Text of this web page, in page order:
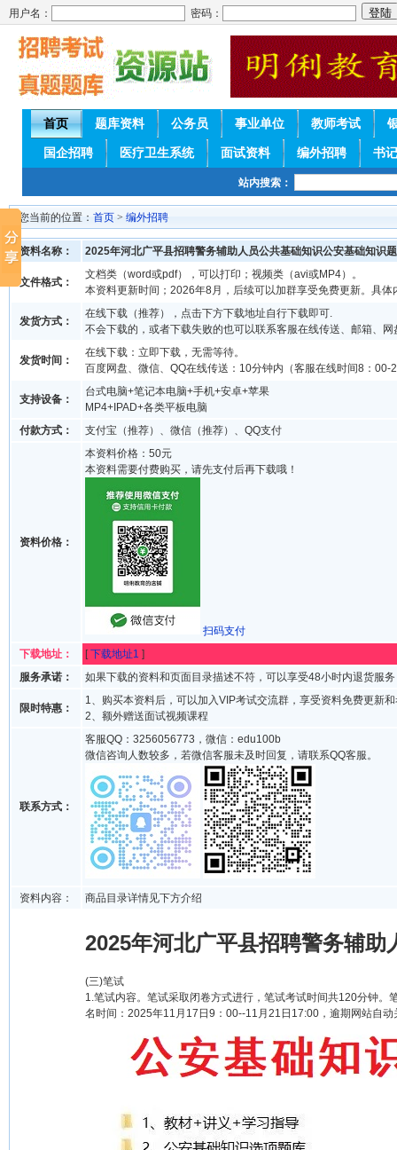
用户名： 密码：
首页 题库资料 公务员 事业单位 教师考试
国企招聘 医疗卫生系统 面试资料 编外招聘 书
站内搜索：
您当前的位置： 首页 > 编外招聘
资料名称： 2025年河北广平县招聘警务辅助人员公共基础知识公安基础知识
文件格式：
文档类（word或pdf），可以打印；视频类（avi或MP4）。
本资料更新时间；2026年8月，后续可以加群享受免费更新。具体
发货方式：
在线下载（推荐），点击下方下载地址自行下载即可.
不会下载的，或者下载失败的也可以联系客服在线传送、邮箱、网
发货时间：
在线下载：立即下载，无需等待。
百度网盘、微信、QQ在线传送：10分钟内（客服在线时间8：00-
支持设备：
台式电脑+笔记本电脑+手机+安卓+苹果
MP4+IPAD+各类平板电脑
付款方式：
支付宝（推荐）、微信（推荐）、QQ支付
资料价格：
本资料价格：50元
本资料需要付费购买，请先支付后再下载哦！
扫码支付
下载地址：
[下载地址1 ]
服务承诺：
如果下载的资料和页面目录描述不符，可以享受48小时内退货服务
限时特惠：
1、购买本资料后，可以加入VIP考试交流群，享受资料免费更新
2、额外赠送面试视频课程
联系方式：
客服QQ：3256056773，微信：edu100b
微信咨询人数较多，若微信客服未及时回复，请联系QQ客服。
资料内容： 商品目录详情见下方介绍
2025年河北广平县招聘警务辅助
(三)笔试
1.笔试内容。笔试采取闭卷方式进行，笔试考试时间共120分钟
名时间：2025年11月17日9：00--11月21日17:00，逾期网站自动